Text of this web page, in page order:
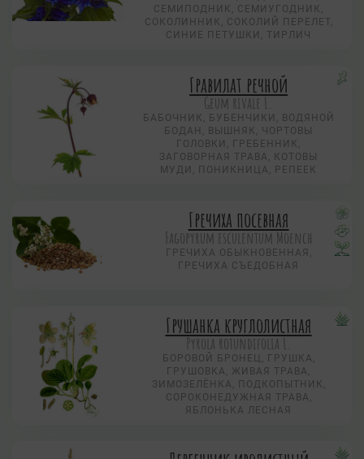
СЕМИПОДНИК, СЕМИУГОДНИК,
СОКОЛИННИК, СОКОЛИЙ ПЕРЕЛЕТ,
СИНИЕ ПЕТУШКИ, ТИРЛИЧ
Гравилат речной
Geum rivale L.
БАБОЧНИК, БУБЕНЧИКИ, ВОДЯНОЙ
БОДАН, ВЫШНЯК, ЧОРТОВЫ
ГОЛОВКИ, ГРЕБЕННИК,
ЗАГОВОРНАЯ ТРАВА, КОТОВЫ
МУДИ, ПОНИКНИЦА, РЕПЕЕК
Гречиха посевная
Fagopyrum esculentum Moench
ГРЕЧИХА ОБЫКНОВЕННАЯ,
ГРЕЧИХА СЪЕДОБНАЯ
Грушанка круглолистная
Pyrola rotundifolia L.
БОРОВОЙ БРОНЕЦ, ГРУШКА,
ГРУШОВКА, ЖИВАЯ ТРАВА,
ЗИМОЗЕЛЁНКА, ПОДКОПЫТНИК,
СОРОКОНЕДУЖНАЯ ТРАВА,
ЯБЛОНЬКА ЛЕСНАЯ